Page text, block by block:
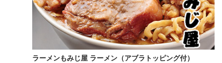
ラーメンもみじ屋 ラーメン（アブラトッピング付）